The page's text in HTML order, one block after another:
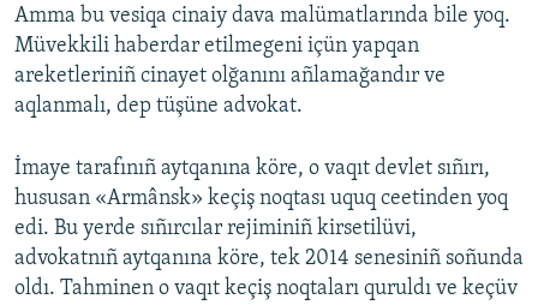
Amma bu vesiqa cinaiy dava malümatlarında bile yoq.
Müvekkili haberdar etilmegeni içün yapqan
areketleriniñ cinayet olğanını añlamağandır ve
aqlanmalı, dep tüşüne advokat.
İmaye tarafınıñ aytqanına köre, o vaqıt devlet sıñırı,
hususan «Armânsk» keçiş noqtası uquq ceetinden yoq
edi. Bu yerde sıñırcılar rejiminiñ kirsetilüvi,
advokatnıñ aytqanına köre, tek 2014 senesiniñ soñunda
oldı. Tahminen o vaqıt keçiş noqtaları quruldı ve keçüv